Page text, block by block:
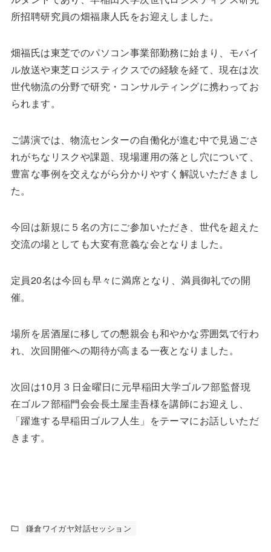
所招聘研究員の畑福康人氏をお迎えしました。
畑福氏は東芝でのパソコン事業部勤務に始まり、モバイ
ル放送や東芝ロジスティクスでの経験を経て、現在は次
世代物流の分野で研究・コンサルティングに携わってお
られます。
ご講演では、物流センターの自働化が進む中で見過ごさ
れがちなリスクや課題、現場運用の落とし穴について、
豊富な事例を交えながら分かりやすく解説いただきまし
た。
今回は新規に５名の方にご参加いただき、世代を超えた
交流の場としても大変有意義な会となりました。
定員20名は今回も早々に満席となり、満員御礼での開
催。
場所を居酒屋に移しての懇親会も和やかな雰囲気で行わ
れ、次回開催への期待が高まる一夜となりました。
次回は10月３日金曜日に元早稲田大学ゴルフ部監督現
在ゴルフ部稲門会会長土屋圭吾様を講師にお迎えし、
「躍進する早稲田ゴルフ人生」をテーマにお話しいただ
きます。
鎌倉ワイガヤ対話セッション